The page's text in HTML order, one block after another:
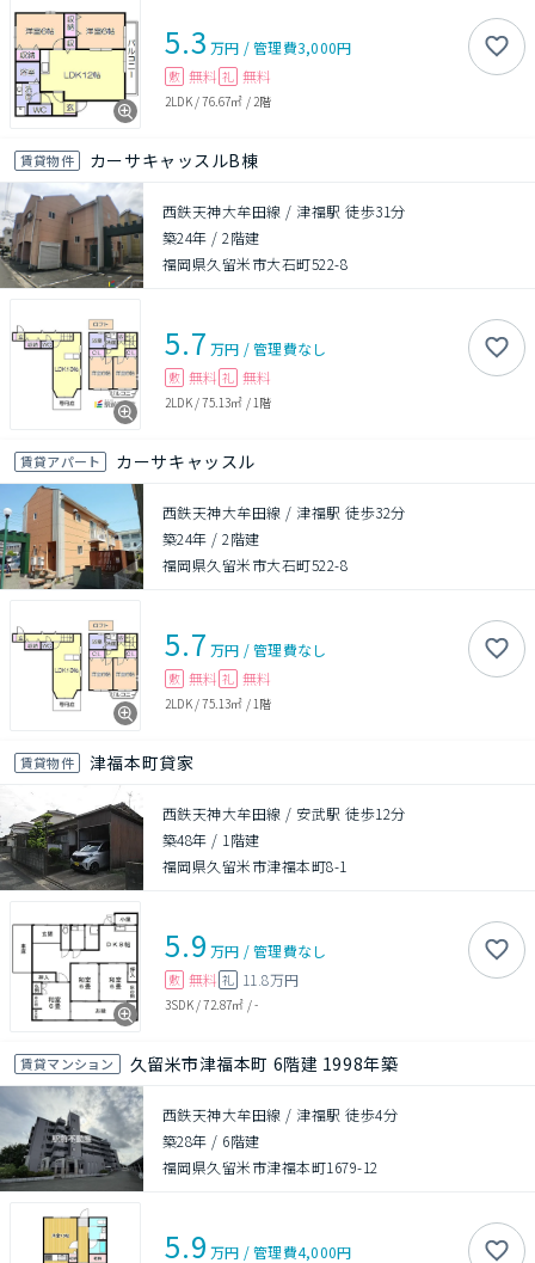
5.3 万円 /管理費3,000円
敷 無料 礼 無料
2LDK/76.67㎡ / 2階
賃貸物件 カーサキャッスルB棟
西鉄天神大牟田線 / 津福駅 徒歩31分
築24年 /2階建
福岡県久留米市大石町522-8
5.7 万円 /管理費なし
敷 無料 礼 無料
2LDK/75.13㎡ / 1階
賃貸アパート カーサキャッスル
西鉄天神大牟田線 / 津福駅 徒歩32分
築24年 /2階建
福岡県久留米市大石町522-8
5.7 万円 /管理費なし
敷 無料 礼 無料
2LDK/75.13㎡ / 1階
賃貸物件 津福本町貸家
西鉄天神大牟田線 / 安武駅 徒歩12分
築48年 / 1階建
福岡県久留米市津福本町8-1
5.9 万円 /管理費なし
敷 無料 礼 11.8万円
3SDK/72.87㎡ /-
賃貸マンション 久留米市津福本町 6階建 1998年築
西鉄天神大牟田線 / 津福駅 徒歩4分
築28年 / 6階建
福岡県久留米市津福本町1679-12
5.9 万円 /管理費4,000円